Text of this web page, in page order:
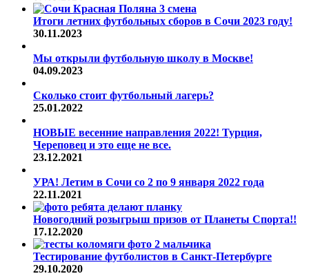
Итоги летних футбольных сборов в Сочи 2023 году!
30.11.2023
Мы открыли футбольную школу в Москве!
04.09.2023
Сколько стоит футбольный лагерь?
25.01.2022
НОВЫЕ весенние направления 2022! Турция,
Череповец и это еще не все.
23.12.2021
УРА! Летим в Сочи со 2 по 9 января 2022 года
22.11.2021
Новогодний розыгрыш призов от Планеты Спорта!!
17.12.2020
Тестирование футболистов в Санкт-Петербурге
29.10.2020